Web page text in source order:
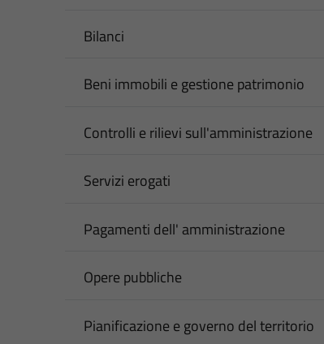
Bilanci
Beni immobili e gestione patrimonio
Controlli e rilievi sull'amministrazione
Servizi erogati
Pagamenti dell' amministrazione
Opere pubbliche
Pianificazione e governo del territorio